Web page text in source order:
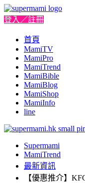
登入／註冊
首頁
MamiTV
MamiPro
MamiTrend
MamiBible
MamiBlog
MamiShop
MamiInfo
line
Supermami
MamiTrend
最新資訊
【優惠推介】